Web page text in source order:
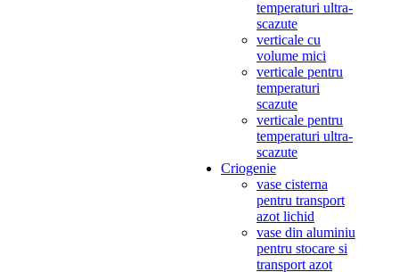
temperaturi ultra-
scazute
verticale cu
volume mici
verticale pentru
temperaturi
scazute
verticale pentru
temperaturi ultra-
scazute
Criogenie
vase cisterna
pentru transport
azot lichid
vase din aluminiu
pentru stocare si
transport azot